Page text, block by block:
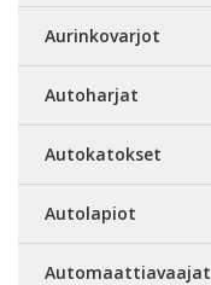
Aurinkovarjot
Autoharjat
Autokatokset
Autolapiot
Automaattiavaajat